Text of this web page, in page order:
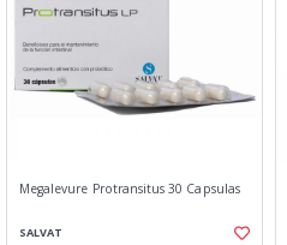
Megalevure Protransitus 30 Capsulas
SALVAT